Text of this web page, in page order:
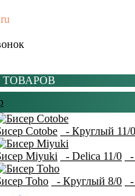
Cotobe - Круглый 11/0
Miyuki - Delica 11/0
Toho - Круглый 8/0